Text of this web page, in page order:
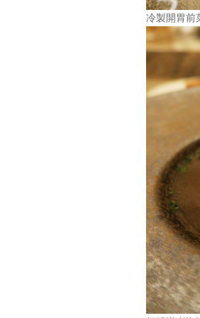
冷製開胃前